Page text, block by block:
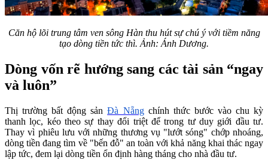
Căn hộ lõi trung tâm ven sông Hàn thu hút sự chú ý với tiềm năng
tạo dòng tiền tức thì. Ảnh: Ánh Dương.
Dòng vốn rẽ hướng sang các tài sản “ngay
và luôn”
Thị trường bất động sảnĐà Nẵngchính thức bước vào chu kỳ
thanh lọc, kéo theo sự thay đổi triệt để trong tư duy giới đầu tư.
Thay vì phiêu lưu với những thương vụ "lướt sóng" chớp nhoáng,
dòng tiền đang tìm về "bến đỗ" an toàn với khả năng khai thác ngay
lập tức, đem lại dòng tiền ổn định hàng tháng cho nhà đầu tư.